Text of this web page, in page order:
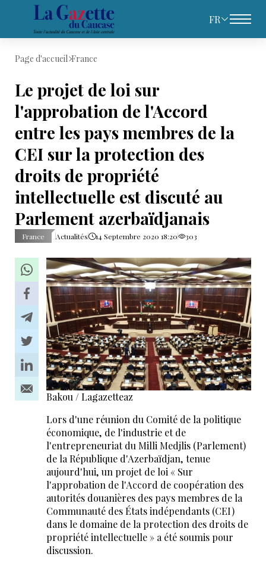
FR
Page d'accueil France
Le projet de loi sur
l'approbation de l'Accord
entre les pays membres de la
CEI sur la protection des
droits de propriété
intellectuelle est discuté au
Parlement azerbaïdjanais
France Actualités 14 Septembre 2020 18:20 303
Bakou / Lagazetteaz
Lors d'une réunion du Comité de la politique
économique, de l'industrie et de
l'entrepreneuriat du Milli Medjlis (Parlement)
de la République d'Azerbaïdjan, tenue
aujourd'hui, un projet de loi « Sur
l'approbation de l'Accord de coopération des
autorités douanières des pays membres de la
Communauté des États indépendants (CEI)
dans le domaine de la protection des droits de
propriété intellectuelle » a été soumis pour
discussion.